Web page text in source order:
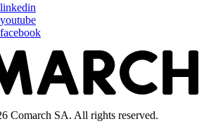
linkedin
youtube
facebook
Comarch SA. All rights reserved.